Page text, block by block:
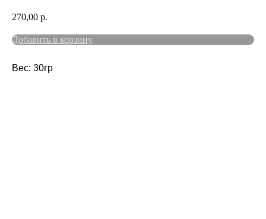
270,00 р.
Добавить в корзину
Вес: 30гр